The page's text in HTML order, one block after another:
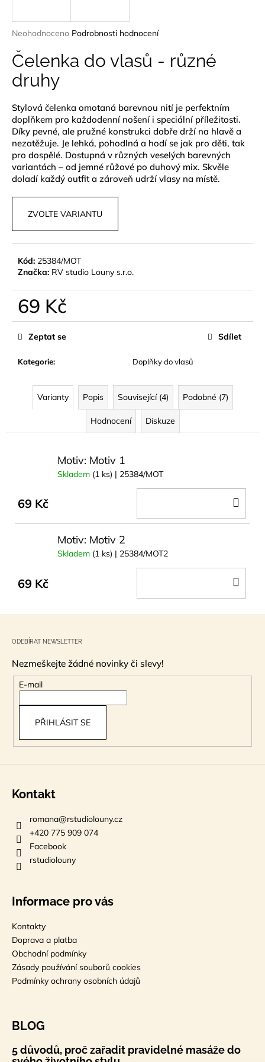
Průměrné
produktu
je
0,0
z
hvězdiček.
Neohodnoceno Podrobnosti hodnocení
Čelenka do vlasů - různé
druhy
Stylová čelenka omotaná barevnou nití je perfektním
doplňkem pro každodenní nošení i speciální příležitosti.
Díky pevné, ale pružné konstrukci dobře drží na hlavě a
nezatěžuje. Je lehká, pohodlná a hodí se jak pro děti, tak
pro dospělé. Dostupná v různých veselých barevných
variantách – od jemné růžové po duhový mix. Skvěle
doladí každý outfit a zároveň udrží vlasy na místě.
ZVOLTE VARIANTU
Kód: 25384/MOT
Značka: RV studio Louny s.r.o.
69 Kč
Měrná
cena:
Kategorie: Doplňky do vlasů
Zeptat se Sdílet
Varianty Popis Související (4) Podobné (7)
Hodnocení Diskuze
Motiv: Motiv 1
Skladem (1 ks) | 25384/MOT
69 Kč
Motiv: Motiv 2
Skladem (1 ks) | 25384/MOT2
69 Kč
j
t
?
HLEDAT
o
r
u
č
j
e
m
e
NÁUŠNICE
MUŠLE
ABALONA
NATURAL
299
ODEBÍRAT NEWSLETTER
Nezmeškejte žádné novinky či slevy!
E-mail
PŘIHLÁSIT SE
Kontakt
romana@rstudiolouny.cz
+420 775 909 074
Facebook
rstudiolouny
Informace pro vás
Kontakty
Doprava a platba
Obchodní podmínky
Zásady používání souborů cookies
Podmínky ochrany osobních údajů
BLOG
5 důvodů, proč zařadit pravidelné masáže do